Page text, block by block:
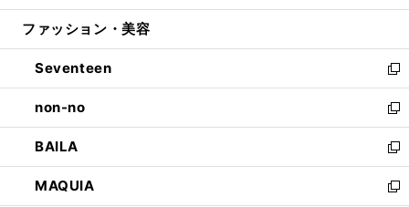
開
ウ
開
く
ン
ウ
で
開
く
ウ
ン
ド
ウ
で
開
く
ファッション・美容
Seventeen
新
し
い
ウ
ィ
ン
ド
non-no
新
し
い
ウ
ィ
BAILA
新
し
い
MAQUIA
新